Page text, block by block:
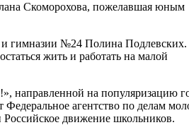
Скоморохова, пожелавшая юным
гимназии №24 Полина Подлевских.
жить и работать на малой
направленной на популяризацию
агентство по делам
движение школьников.